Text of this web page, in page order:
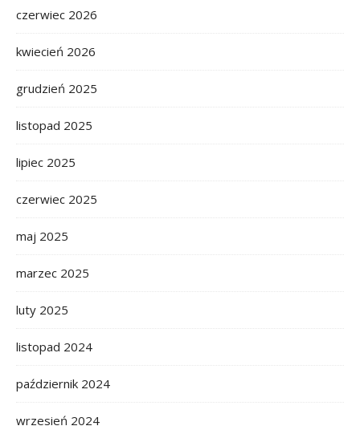
czerwiec 2026
kwiecień 2026
grudzień 2025
listopad 2025
lipiec 2025
czerwiec 2025
maj 2025
marzec 2025
luty 2025
listopad 2024
październik 2024
wrzesień 2024